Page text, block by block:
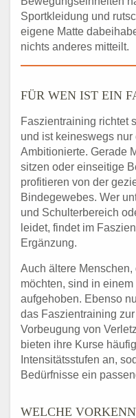
Sportkleidung und
eigene Matte
nichts anderes mitteilt.
FÜR WEN IST EIN
Faszientraining richtet
und ist keineswegs nur
Ambitionierte. Gerade
sitzen oder einseitige
profitieren von der
Bindegewebes. Wer
und Schulterbereich
leidet, findet im
Ergänzung.
Auch ältere
möchten, sind in
aufgehoben. Ebenso
das Faszientraining
Vorbeugung von
bieten ihre Kurse
Intensitätsstufen an,
Bedürfnisse ein
WELCHE